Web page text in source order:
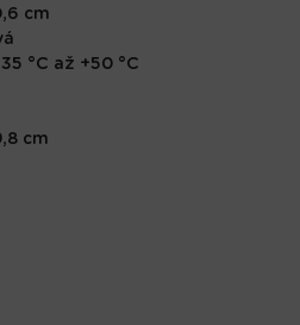
cm
°C až +50 °C
cm